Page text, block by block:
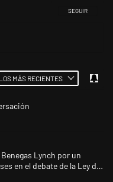
SIGA ESTA
SEGUIR
LOS MÁS RECIENTES
comentarios en los últimos
impugnó a Joaquín
Lynch por un
en el debate de la Ley de